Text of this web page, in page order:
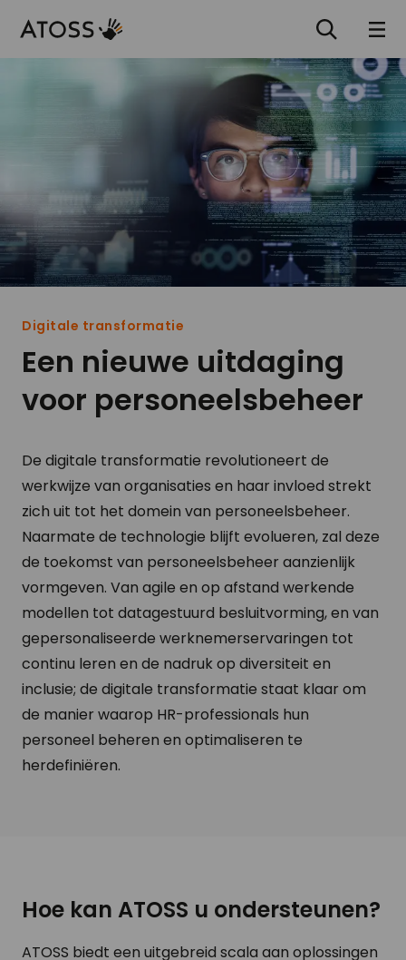
Digitale transformatie
Een nieuwe uitdaging
voor personeelsbeheer
De digitale transformatie revolutioneert de
werkwijze van organisaties en haar invloed strekt
zich uit tot het domein van personeelsbeheer.
Naarmate de technologie blijft evolueren, zal deze
de toekomst van personeelsbeheer aanzienlijk
vormgeven. Van agile en op afstand werkende
modellen tot datagestuurd besluitvorming, en van
gepersonaliseerde werknemerservaringen tot
continu leren en de nadruk op diversiteit en
inclusie; de digitale transformatie staat klaar om
de manier waarop HR-professionals hun
personeel beheren en optimaliseren te
herdefiniëren.
Hoe kan ATOSS u ondersteunen?
ATOSS biedt een uitgebreid scala aan oplossingen